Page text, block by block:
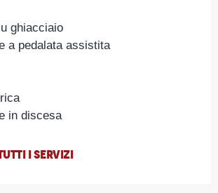
ghiacciaio
a pedalata assistita
in discesa
I SERVIZI